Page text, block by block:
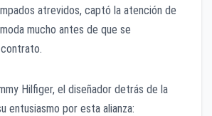
atrevidos, captó la atención de
mucho antes de que se
Hilfiger, el diseñador detrás de la
entusiasmo por esta alianza: